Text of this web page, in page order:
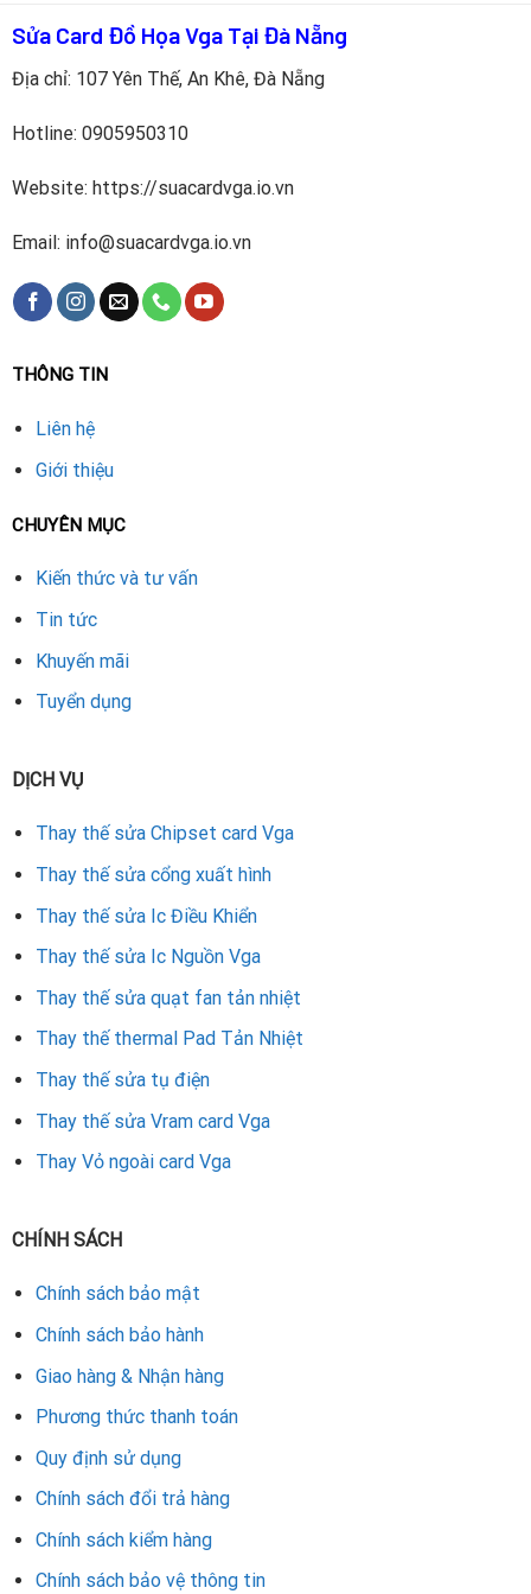
Bàn giao cho khách hàng kèm bảo hành.
Lợi Ích Khi Thay Chipset VGA RX480 Tại [Tên
Đội ngũ kỹ thuật viên giàu kinh nghiệm.
Trang thiết bị hiện đại, đảm bảo độ chính xác cao.
Chipset RX480 zin, nguồn gốc rõ ràng.
Cam Kết Dịch Vụ
Hoàn tiền nếu không khắc phục được lỗi.
Liên Hệ Thay Chipset VGA RX480
Nếu card đồ họa RX480 của bạn đang gặp vấn đề, đừng vội
RX480 nhanh chóng, hiệu quả.
5/5 - (1 bình chọn)
Sửa Card Đồ Họa Vga Tại Đà Nẵng
Địa chỉ: 107 Yên Thế, An Khê, Đà Nẵng
Hotline: 0905950310
Website: https://suacardvga.io.vn
Email: info@suacardvga.io.vn
THÔNG TIN
Liên hệ
Giới thiệu
CHUYÊN MỤC
Kiến thức và tư vấn
Tin tức
Khuyến mãi
Tuyển dụng
DỊCH VỤ
Thay thế sửa Chipset card Vga
Thay thế sửa cổng xuất hình
Thay thế sửa Ic Điều Khiển
Thay thế sửa Ic Nguồn Vga
Thay thế sửa quạt fan tản nhiệt
Thay thế thermal Pad Tản Nhiệt
Thay thế sửa tụ điện
Thay thế sửa Vram card Vga
Thay Vỏ ngoài card Vga
CHÍNH SÁCH
Chính sách bảo mật
Chính sách bảo hành
Giao hàng & Nhận hàng
Phương thức thanh toán
Quy định sử dụng
Chính sách đổi trả hàng
Chính sách kiểm hàng
Chính sách bảo vệ thông tin